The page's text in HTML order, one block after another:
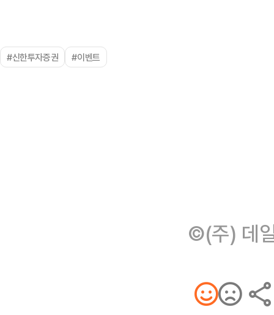
#신한투자증권 #이벤트
©(주) 데